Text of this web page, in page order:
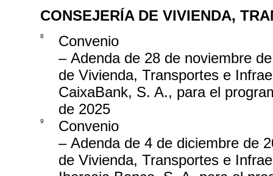
CONSEJERÍA DE VIVIENDA,
8
Convenio
– Adenda de 28 de noviembre
de Vivienda, Transportes e
CaixaBank, S. A., para el
de 2025
9
Convenio
– Adenda de 4 de diciembre de
de Vivienda, Transportes e